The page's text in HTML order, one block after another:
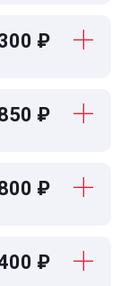
₽
₽
₽
₽